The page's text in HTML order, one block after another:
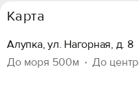
Карта
Алупка, ул. Нагорная, д. 8
До моря 500м
До